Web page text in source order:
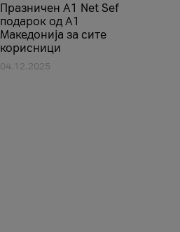
Празничен A1 Net Sеf
подарок од А1
Македонија за сите
корисници
04.12.2025